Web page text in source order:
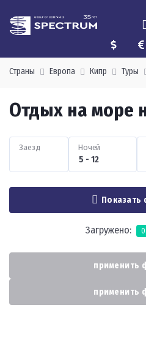
Страны Европа Кипр Туры
Отдых на море
Заезд Ночей
Показать
Загружено: 0
применить
применить